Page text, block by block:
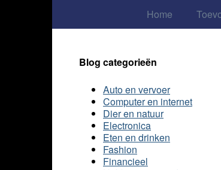
Home
Blog categorieën
Auto en vervoer
Computer en internet
Dier en natuur
Electronica
Eten en drinken
Fashion
Financieel